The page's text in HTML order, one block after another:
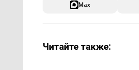
Max
Читайте также: